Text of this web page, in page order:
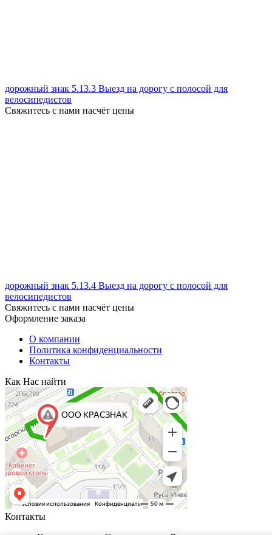
дорожный знак 5.13.3 Выезд на дорогу с полосой для
велосипедистов
Свяжитесь с нами насчёт цены
дорожный знак 5.13.4 Выезд на дорогу с полосой для
велосипедистов
Свяжитесь с нами насчёт цены
Оформление заказа
О компании
Политика конфиденциальности
Контакты
Как Нас найти
Контакты